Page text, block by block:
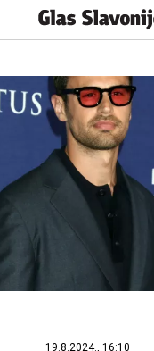
19.8.2024., 16:10